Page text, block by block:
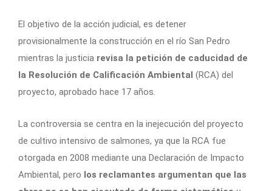
El objetivo de la acción judicial, es detener
provisionalmente la construcción en el río San Pedro
mientras la justicia revisa la petición de caducidad de
la Resolución de Calificación Ambiental (RCA) del
proyecto, aprobado hace 17 años.
La controversia se centra en la inejecución del proyecto
de cultivo intensivo de salmones, ya que la RCA fue
otorgada en 2008 mediante una Declaración de Impacto
Ambiental, pero los reclamantes argumentan que las